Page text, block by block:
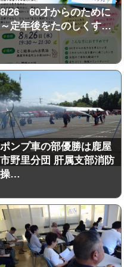
8/26 60才からのために
～定年後をたのしくす…
ポンプ車の部優勝は鹿屋
市野里分団 肝属支部消防
操…